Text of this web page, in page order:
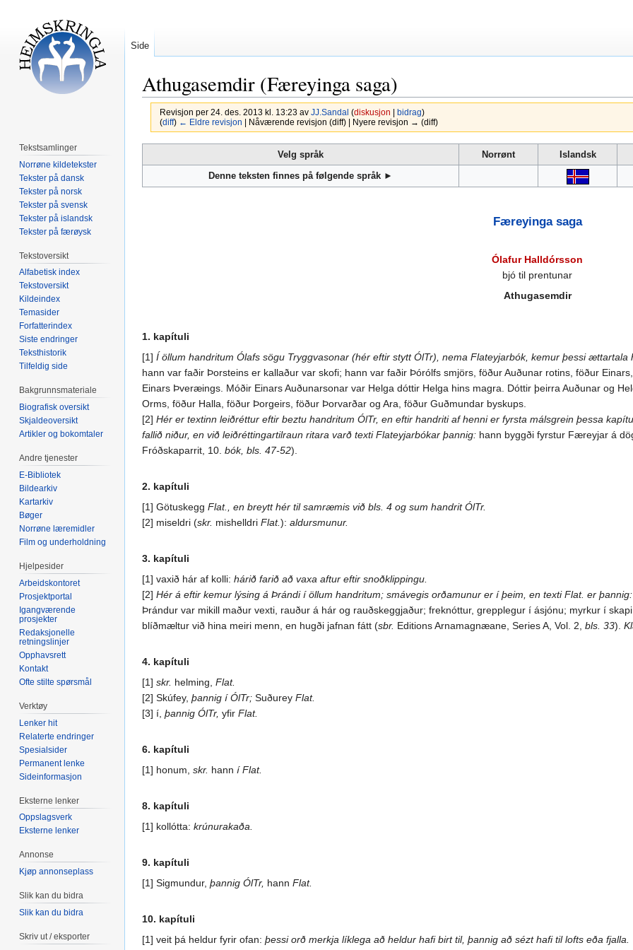
Athugasemdir (Færeyinga saga)
Revisjon per 24. des. 2013 kl. 13:23 av JJ.Sandal (diskusjon bidrag)
(diff) ← Eldre revisjon | Nåværende revisjon (diff) | Nyere revisjon → (diff)
til
til
Velg språk Norrønt
Islandsk
Denne teksten finnes på følgende språk ►
Færeyinga saga
Ólafur Halldórsson
bjó til prentunar
Athugasemdir
1. kapítuli
[1] Í öllum handritum Ólafs sögu Tryggvasonar (hér eftir stytt ÓlTr), nema Flateyjarbók, kemur þessi ættartala
hann var faðir Þorsteins er kallaður var skofi; hann var faðir Þórólfs smjörs, föður Auðunar rotins, föður
Einars Þveræings. Móðir Einars Auðunarsonar var Helga dóttir Helga hins magra. Dóttir þeirra Auðunar og
Orms, föður Halla, föður Þorgeirs, föður Þorvarðar og Ara, föður Guðmundar byskups.
[2] Hér er textinn leiðréttur eftir beztu handritum ÓlTr, en eftir handriti af henni er fyrsta málsgrein þessa
fallið niður, en við leiðréttingartilraun ritara varð texti Flateyjarbókar þannig: hann byggði fyrstur Færeyjar á
Fróðskaparrit, 10. bók, bls. 47-52).
2. kapítuli
[1] Götuskegg Flat., en breytt hér til samræmis við bls. 4 og sum handrit ÓlTr.
[2] miseldri (skr. mishelldri Flat.): aldursmunur.
3. kapítuli
[1] vaxið hár af kolli: hárið farið að vaxa aftur eftir snoðklippingu.
[2] Hér á eftir kemur lýsing á Þrándi í öllum handritum; smávegis orðamunur er í þeim, en texti Flat. er þannig:
Þrándur var mikill maður vexti, rauður á hár og rauðskeggjaður; freknóttur, grepplegur í ásjónu; myrkur í
blíðmæltur við hina meiri menn, en hugði jafnan fátt (sbr. Editions Arnamagnæane, Series A, Vol. 2, bls. 33).
4. kapítuli
[1] skr. helming, Flat.
[2] Skúfey, þannig í ÓlTr; Suðurey Flat.
[3] í, þannig ÓlTr, yfir Flat.
6. kapítuli
[1] honum, skr. hann í Flat.
8. kapítuli
[1] kollótta: krúnurakaða.
9. kapítuli
[1] Sigmundur, þannig ÓlTr, hann Flat.
10. kapítuli
[1] veit þá heldur fyrir ofan: þessi orð merkja líklega að heldur hafi birt til, þannig að sézt hafi til lofts eða fjalla.
Side
Tekstsamlinger
Norrøne kildetekster
Tekster på dansk
Tekster på norsk
Tekster på svensk
Tekster på islandsk
Tekster på færøysk
Tekstoversikt
Alfabetisk index
Tekstoversikt
Kildeindex
Temasider
Forfatterindex
Siste endringer
Teksthistorik
Tilfeldig side
Bakgrunnsmateriale
Biografisk oversikt
Skjaldeoversikt
Artikler og bokomtaler
Andre tjenester
E-Bibliotek
Bildearkiv
Kartarkiv
Bøger
Norrøne læremidler
Film og underholdning
Hjelpesider
Arbeidskontoret
Prosjektportal
Igangværende
prosjekter
Redaksjonelle
retningslinjer
Opphavsrett
Kontakt
Ofte stilte spørsmål
Verktøy
Lenker hit
Relaterte endringer
Spesialsider
Permanent lenke
Sideinformasjon
Eksterne lenker
Oppslagsverk
Eksterne lenker
Annonse
Kjøp annonseplass
Slik kan du bidra
Slik kan du bidra
Skriv ut / eksporter